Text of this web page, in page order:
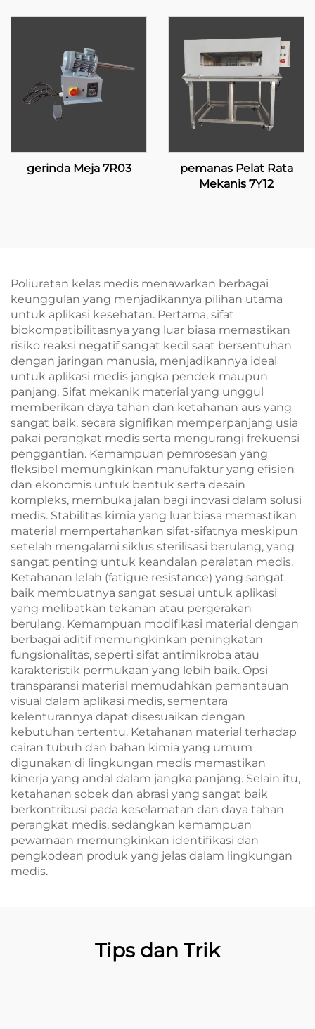
gerinda Meja 7R03
pemanas Pelat Rata
Mekanis 7Y12
Poliuretan kelas medis menawarkan berbagai
keunggulan yang menjadikannya pilihan utama
untuk aplikasi kesehatan. Pertama, sifat
biokompatibilitasnya yang luar biasa memastikan
risiko reaksi negatif sangat kecil saat bersentuhan
dengan jaringan manusia, menjadikannya ideal
untuk aplikasi medis jangka pendek maupun
panjang. Sifat mekanik material yang unggul
memberikan daya tahan dan ketahanan aus yang
sangat baik, secara signifikan memperpanjang usia
pakai perangkat medis serta mengurangi frekuensi
penggantian. Kemampuan pemrosesan yang
fleksibel memungkinkan manufaktur yang efisien
dan ekonomis untuk bentuk serta desain
kompleks, membuka jalan bagi inovasi dalam solusi
medis. Stabilitas kimia yang luar biasa memastikan
material mempertahankan sifat-sifatnya meskipun
setelah mengalami siklus sterilisasi berulang, yang
sangat penting untuk keandalan peralatan medis.
Ketahanan lelah (fatigue resistance) yang sangat
baik membuatnya sangat sesuai untuk aplikasi
yang melibatkan tekanan atau pergerakan
berulang. Kemampuan modifikasi material dengan
berbagai aditif memungkinkan peningkatan
fungsionalitas, seperti sifat antimikroba atau
karakteristik permukaan yang lebih baik. Opsi
transparansi material memudahkan pemantauan
visual dalam aplikasi medis, sementara
kelenturannya dapat disesuaikan dengan
kebutuhan tertentu. Ketahanan material terhadap
cairan tubuh dan bahan kimia yang umum
digunakan di lingkungan medis memastikan
kinerja yang andal dalam jangka panjang. Selain itu,
ketahanan sobek dan abrasi yang sangat baik
berkontribusi pada keselamatan dan daya tahan
perangkat medis, sedangkan kemampuan
pewarnaan memungkinkan identifikasi dan
pengkodean produk yang jelas dalam lingkungan
medis.
Tips dan Trik